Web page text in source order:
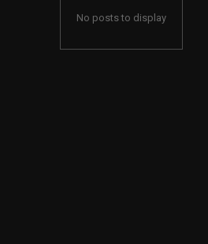
No posts to display